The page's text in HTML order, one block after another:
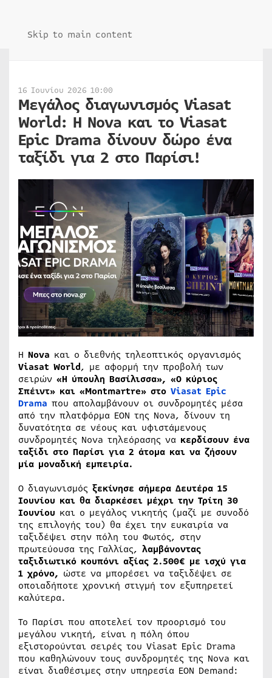
Skip to main content
16 Ιουνίου 2026 10:00
Μεγάλος διαγωνισμός Viasat
World: Η Nova και το Viasat
Epic Drama δίνουν δώρο ένα
ταξίδι για 2 στο Παρίσι!
Η Nova και ο διεθνής τηλεοπτικός οργανισμός
Viasat World, με αφορμή την προβολή των
σειρών «Η ύπουλη Βασίλισσα», «Ο κύριος
Σπέιντ» και «Μontmartre» στο Viasat Epic
Drama που απολαμβάνουν οι συνδρομητές μέσα
από την πλατφόρμα ΕΟΝ της Nova, δίνουν τη
δυνατότητα σε νέους και υφιστάμενους
συνδρομητές Nova τηλεόρασης να κερδίσουν ένα
ταξίδι στο Παρίσι για 2 άτομα και να ζήσουν
μία μοναδική εμπειρία.
O διαγωνισμός ξεκίνησε σήμερα Δευτέρα 15
Ιουνίου και θα διαρκέσει μέχρι την Τρίτη 30
Ιουνίου και ο μεγάλος νικητής (μαζί με συνοδό
της επιλογής του) θα έχει την ευκαιρία να
ταξιδέψει στην πόλη του Φωτός, στην
πρωτεύουσα της Γαλλίας, λαμβάνοντας
ταξιδιωτικό κουπόνι αξίας 2.500€ με ισχύ για
1 χρόνο, ώστε να μπορέσει να ταξιδέψει σε
οποιαδήποτε χρονική στιγμή τον εξυπηρετεί
καλύτερα.
Το Παρίσι που αποτελεί τον προορισμό του
μεγάλου νικητή, είναι η πόλη όπου
εξιστορούνται σειρές του Viasat Epic Drama
που καθηλώνουν τους συνδρομητές της Nova και
είναι διαθέσιμες στην υπηρεσία ΕΟΝ Demand: